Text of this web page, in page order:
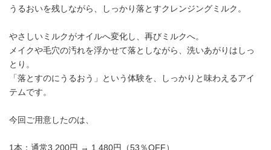
うるおいを残しながら、しっかり落とすクレンジングミルク。
やさしいミルクがオイルへ変化し、再びミルクへ。
メイクや毛穴の汚れを浮かせて落としながら、洗いあがりはしっ
とり。
「落とすのにうるおう」という体験を、しっかりと味わえるアイ
テムです。
今回ご用意したのは、
1本：通常3,200円 → 1,480円（53％OFF）